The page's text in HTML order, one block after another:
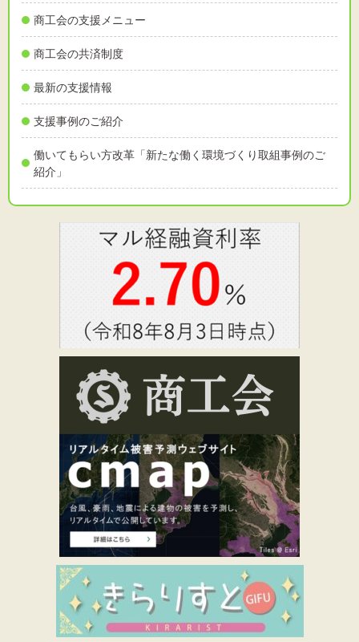
商工会の支援メニュー
商工会の共済制度
最新の支援情報
支援事例のご紹介
働いてもらい方改革「新たな働く環境づくり取組事例のご
紹介」